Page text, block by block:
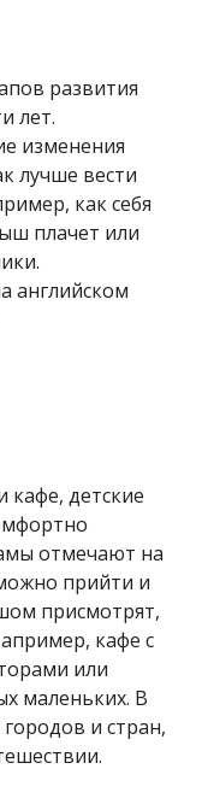
развития
лет.
изменения
лучше вести
как себя
плачет или
английском
детские
отмечают на
прийти и
присмотрят,
кафе с
или
маленьких. В
и стран,